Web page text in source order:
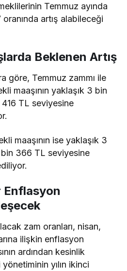
Temmuz ayında
artış alabileceği
Beklenen Artış
göre, Temmuz zammı ile
maaşının yaklaşık 3 bin
TL seviyesine
maaşının ise yaklaşık 3
366 TL seviyesine
Enflasyon
zam oranları, nisan,
ilişkin enflasyon
ardından kesinlik
yılın ikinci